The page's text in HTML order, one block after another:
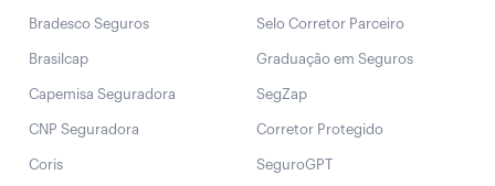
Bradesco Seguros
Brasilcap
Capemisa Seguradora
CNP Seguradora
Coris
Selo Corretor Parceiro
Graduação em Seguros
SegZap
Corretor Protegido
SeguroGPT